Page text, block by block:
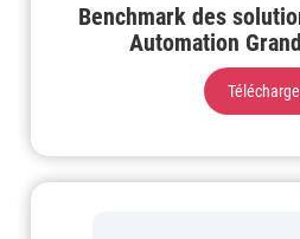
Benchmark des
Automation